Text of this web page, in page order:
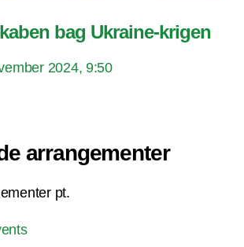
bag Ukraine-krigen
2024, 9:50
arrangementer
pt.